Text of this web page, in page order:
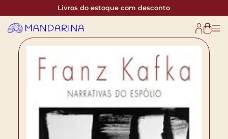
Livros do estoque com desconto